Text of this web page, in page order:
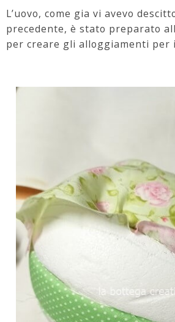
L’uovo, come gia vi avevo
precedente, è stato preparato
per creare gli alloggiamenti per